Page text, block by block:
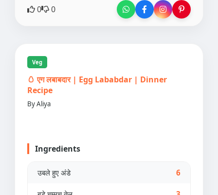
0 0
Veg
🥚 एग लबाबदार | Egg Lababdar | Dinner
Recipe
By Aliya
Ingredients
उबले हुए अंडे 6